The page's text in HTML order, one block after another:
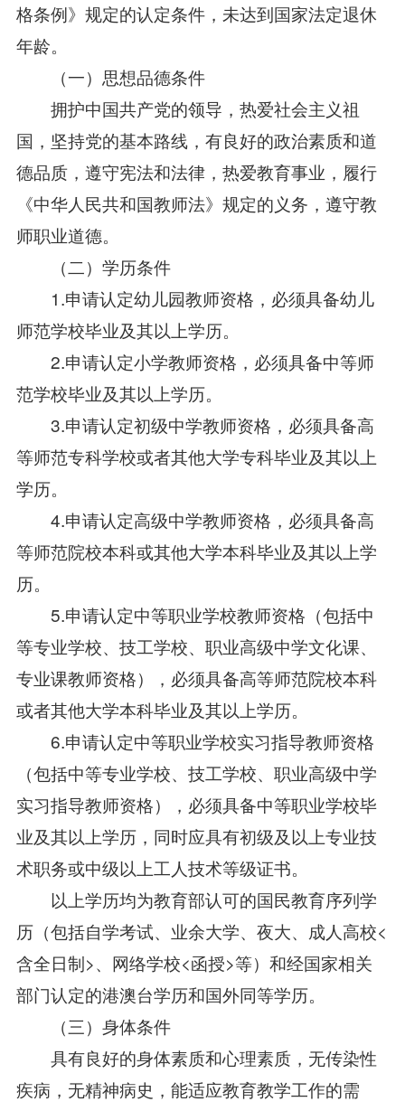
格条例》规定的认定条件，未达到国家法定退休
年龄。
（一）思想品德条件
拥护中国共产党的领导，热爱社会主义祖
国，坚持党的基本路线，有良好的政治素质和道
德品质，遵守宪法和法律，热爱教育事业，履行
《中华人民共和国教师法》规定的义务，遵守教
师职业道德。
（二）学历条件
1.申请认定幼儿园教师资格，必须具备幼儿
师范学校毕业及其以上学历。
2.申请认定小学教师资格，必须具备中等师
范学校毕业及其以上学历。
3.申请认定初级中学教师资格，必须具备高
等师范专科学校或者其他大学专科毕业及其以上
学历。
4.申请认定高级中学教师资格，必须具备高
等师范院校本科或其他大学本科毕业及其以上学
历。
5.申请认定中等职业学校教师资格（包括中
等专业学校、技工学校、职业高级中学文化课、
专业课教师资格），必须具备高等师范院校本科
或者其他大学本科毕业及其以上学历。
6.申请认定中等职业学校实习指导教师资格
（包括中等专业学校、技工学校、职业高级中学
实习指导教师资格），必须具备中等职业学校毕
业及其以上学历，同时应具有初级及以上专业技
术职务或中级以上工人技术等级证书。
以上学历均为教育部认可的国民教育序列学
历（包括自学考试、业余大学、夜大、成人高校<
含全日制>、网络学校<函授>等）和经国家相关
部门认定的港澳台学历和国外同等学历。
（三）身体条件
具有良好的身体素质和心理素质，无传染性
疾病，无精神病史，能适应教育教学工作的需